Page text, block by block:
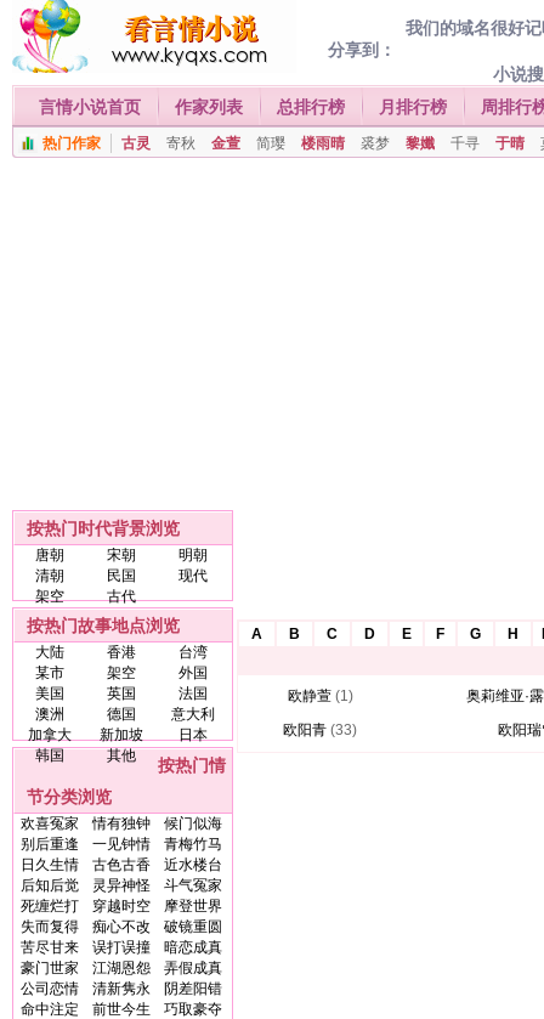
我们的域名很好
分享到：
小说
言情小说首页
作家列表 总排行榜 月排行榜 周排行
热门作家 古灵 寄秋 金萱 简璎 楼雨晴 裘梦 黎孅 千寻 于晴
按热门时代背景浏览
唐朝 宋朝
明朝
清朝
民国
现代
架空
古代
按热门故事地点浏览
大陆 香港
台湾
某市
架空
外国
美国
英国
法国
澳洲
德国
意大利
加拿大
新加坡
日本
韩国
其他
按热门情
节分类浏览
欢喜冤家 情有独钟
候门似海
别后重逢
一见钟情
青梅竹马
日久生情
古色古香
近水楼台
后知后觉
灵异神怪
斗气冤家
死缠烂打
穿越时空
摩登世界
失而复得
痴心不改
破镜重圆
苦尽甘来
误打误撞
暗恋成真
豪门世家
江湖恩怨
弄假成真
公司恋情
清新隽永
阴差阳错
命中注定
前世今生
巧取豪夺
A B C D E F G H
欧静萱 (1)
奥莉维亚·
欧阳青 (33) 欧阳